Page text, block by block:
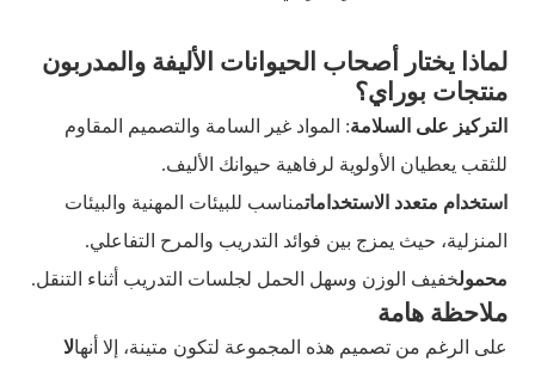
لماذا يختار أصحاب الحيوانات الأليفة والمدربون
منتجات بوراي؟
التركيز على السلامة: المواد غير السامة والتصميم المقاوم
للثقب يعطيان الأولوية لرفاهية حيوانك الأليف.
استخدام متعدد الاستخداماتمناسب للبيئات المهنية والبيئات
المنزلية، حيث يمزج بين فوائد التدريب والمرح التفاعلي.
محمولخفيف الوزن وسهل الحمل لجلسات التدريب أثناء التنقل.
ملاحظة هامة
على الرغم من تصميم هذه المجموعة لتكون متينة، إلا أنهالا